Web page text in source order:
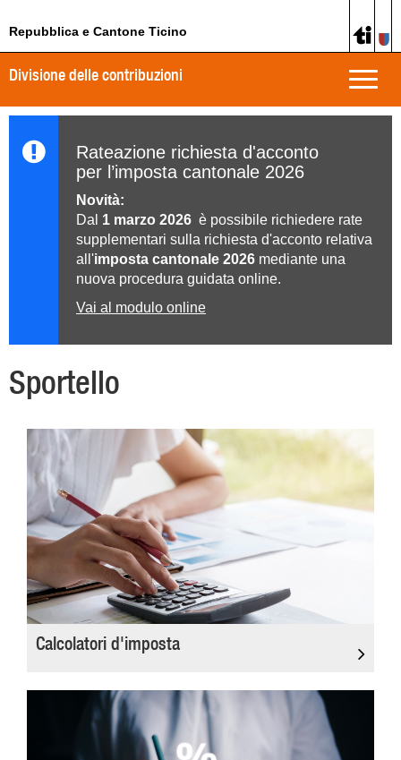
Repubblica e Cantone Ticino
Toggle
Divisione delle contribuzioni
Rateazione richiesta d'acconto
per l’imposta cantonale 2026
Novità:
Dal 1 marzo 2026 è possibile richiedere rate
supplementari sulla richiesta d'acconto relativa
all'imposta cantonale 2026 mediante una
nuova procedura guidata online.
Vai al modulo online
Sportello
Calcolatori d'imposta